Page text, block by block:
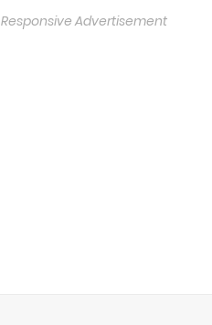
Responsive Advertisement